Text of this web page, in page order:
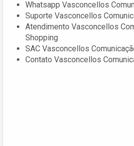
Whatsapp Vasconcellos
Suporte Vasconcellos
Atendimento Vasconcellos
Shopping
SAC Vasconcellos
Contato Vasconcellos